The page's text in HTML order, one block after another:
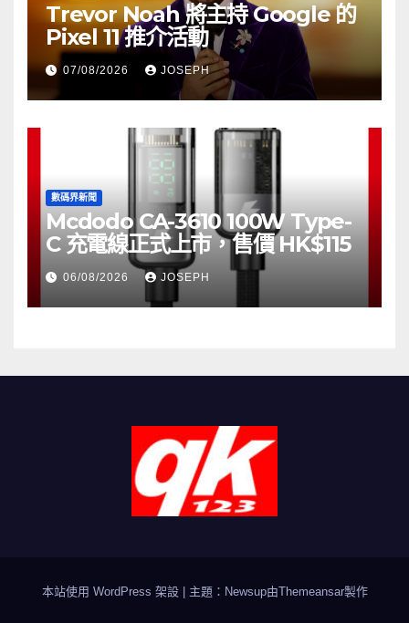
Trevor Noah 將主持 Google 的
Pixel 11 推介活動
07/08/2026 JOSEPH
數碼界新聞
Mcdodo CA-3610 100W Type-
C 充電線正式上市，售價 HK$115
06/08/2026 JOSEPH
本站使用 WordPress 架設 主題：Newsup由Themeansar製作